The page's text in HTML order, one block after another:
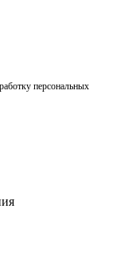
персональных